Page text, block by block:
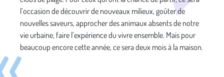
l’occasion de découvrir de nouveaux milieux, goûter de
nouvelles saveurs, approcher des animaux absents de notre
vie urbaine, faire l’expérience du vivre ensemble. Mais pour
beaucoup encore cette année, ce sera deux mois à la maison.